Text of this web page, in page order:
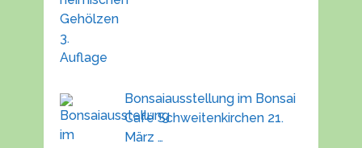
Bonsaiausstellung im Bonsai
Café Schweitenkirchen 21.
März …